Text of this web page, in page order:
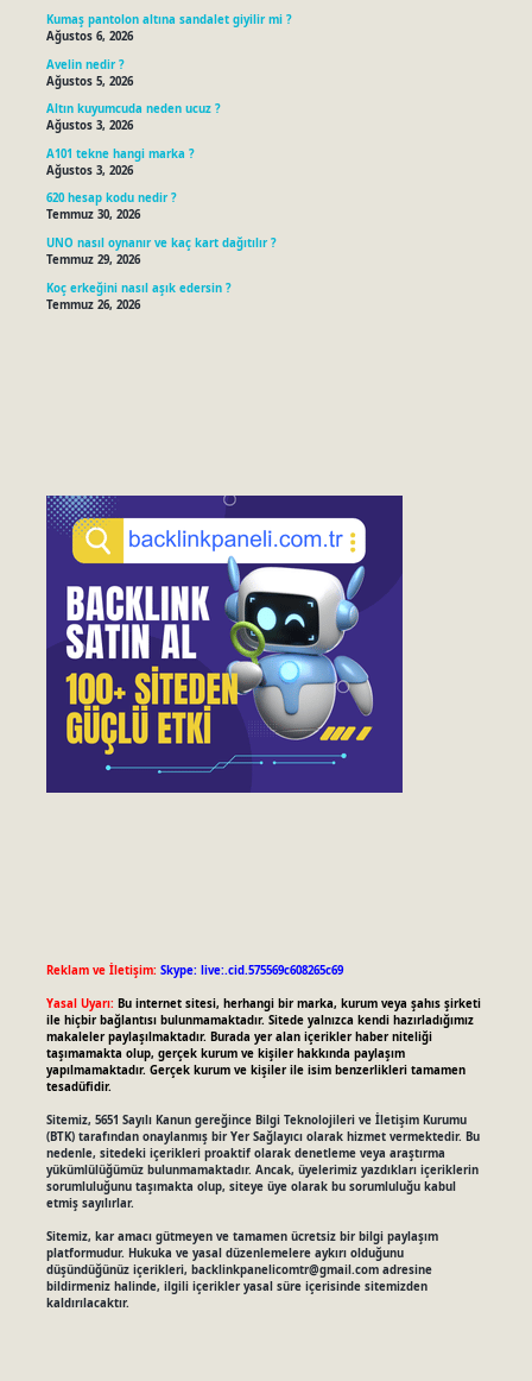
Kumaş pantolon altına sandalet giyilir mi ?
Ağustos 6, 2026
Avelin nedir ?
Ağustos 5, 2026
Altın kuyumcuda neden ucuz ?
Ağustos 3, 2026
A101 tekne hangi marka ?
Ağustos 3, 2026
620 hesap kodu nedir ?
Temmuz 30, 2026
UNO nasıl oynanır ve kaç kart dağıtılır ?
Temmuz 29, 2026
Koç erkeğini nasıl aşık edersin ?
Temmuz 26, 2026
Reklam ve İletişim: Skype: live:.cid.575569c608265c69
Yasal Uyarı: Bu internet sitesi, herhangi bir marka, kurum veya şahıs şirketi
ile hiçbir bağlantısı bulunmamaktadır. Sitede yalnızca kendi hazırladığımız
makaleler paylaşılmaktadır. Burada yer alan içerikler haber niteliği
taşımamakta olup, gerçek kurum ve kişiler hakkında paylaşım
yapılmamaktadır. Gerçek kurum ve kişiler ile isim benzerlikleri tamamen
tesadüfidir.
Sitemiz, 5651 Sayılı Kanun gereğince Bilgi Teknolojileri ve İletişim Kurumu
(BTK) tarafından onaylanmış bir Yer Sağlayıcı olarak hizmet vermektedir. Bu
nedenle, sitedeki içerikleri proaktif olarak denetleme veya araştırma
yükümlülüğümüz bulunmamaktadır. Ancak, üyelerimiz yazdıkları içeriklerin
sorumluluğunu taşımakta olup, siteye üye olarak bu sorumluluğu kabul
etmiş sayılırlar.
Sitemiz, kar amacı gütmeyen ve tamamen ücretsiz bir bilgi paylaşım
platformudur. Hukuka ve yasal düzenlemelere aykırı olduğunu
düşündüğünüz içerikleri, backlinkpanelicomtr@gmail.comadresine
bildirmeniz halinde, ilgili içerikler yasal süre içerisinde sitemizden
kaldırılacaktır.